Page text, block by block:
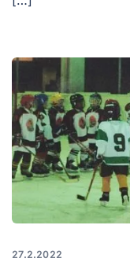
27.2.2022